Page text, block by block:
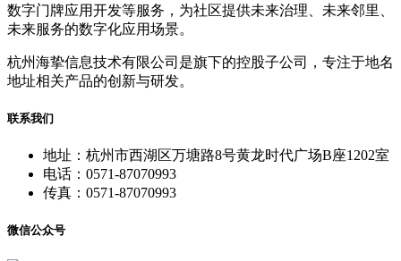
数字门牌应用开发等服务，为社区提供未来治理、未来邻里、
未来服务的数字化应用场景。
杭州海挚信息技术有限公司是旗下的控股子公司，专注于地名
地址相关产品的创新与研发。
联系我们
地址：杭州市西湖区万塘路8号黄龙时代广场B座1202室
电话：0571-87070993
传真：0571-87070993
微信公众号